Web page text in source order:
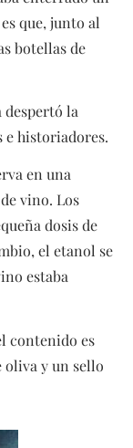
que, junto al
botellas de
despertó la
e historiadores.
en una
vino. Los
dosis de
el etanol se
estaba
contenido es
oliva y un sello